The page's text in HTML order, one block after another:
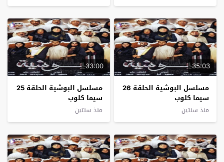
35:03
مسلسل البوشية الحلقة 26
سيما كلوب
منذ سنتين
33:00
مسلسل البوشية الحلقة 25
سيما كلوب
منذ سنتين